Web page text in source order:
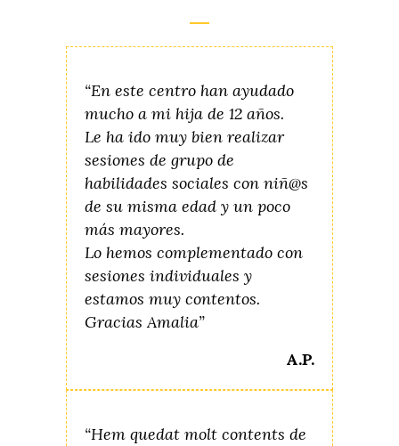
“En este centro han ayudado
mucho a mi hija de 12 años.
Le ha ido muy bien realizar
sesiones de grupo de
habilidades sociales con niñ@s
de su misma edad y un poco
más mayores.
Lo hemos complementado con
sesiones individuales y
estamos muy contentos.
Gracias Amalia”
A.P.
“Hem quedat molt contents de